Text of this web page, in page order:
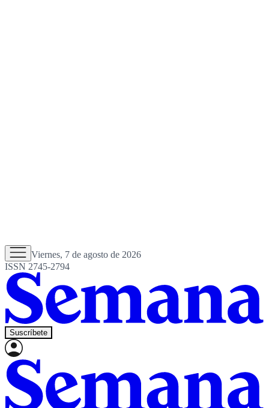
Viernes, 7 de agosto de 2026
ISSN 2745-2794
Suscríbete